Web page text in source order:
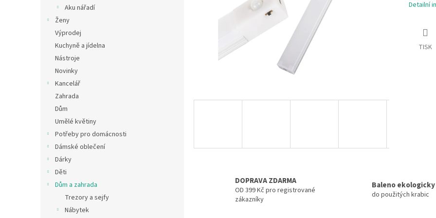
Aku nářadí
Ženy
Výprodej
Kuchyně a jídelna
Nástroje
Novinky
Kancelář
Zahrada
Dům
Umělé květiny
Potřeby pro domácnosti
Dámské oblečení
Dárky
Děti
Dům a zahrada
Trezory a sejfy
Nábytek
Detailní
TISK
DOPRAVA ZDARMA
OD 399 Kč pro registrované
zákazníky
Baleno ekologicky
do použitých krabic